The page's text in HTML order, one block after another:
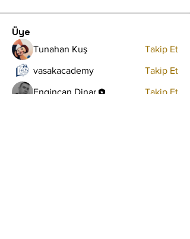
Üye
Tunahan Kuş Takip Et
vasakacademy Takip Et
Engincan Dinar
Takip Et